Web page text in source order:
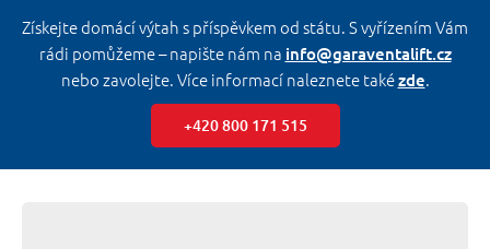
Získejte domácí výtah s příspěvkem od státu. S vyřízením Vám
rádi pomůžeme – napište nám na info@garaventalift.cz
nebo zavolejte. Více informací naleznete takézde.
+420 800 171 515